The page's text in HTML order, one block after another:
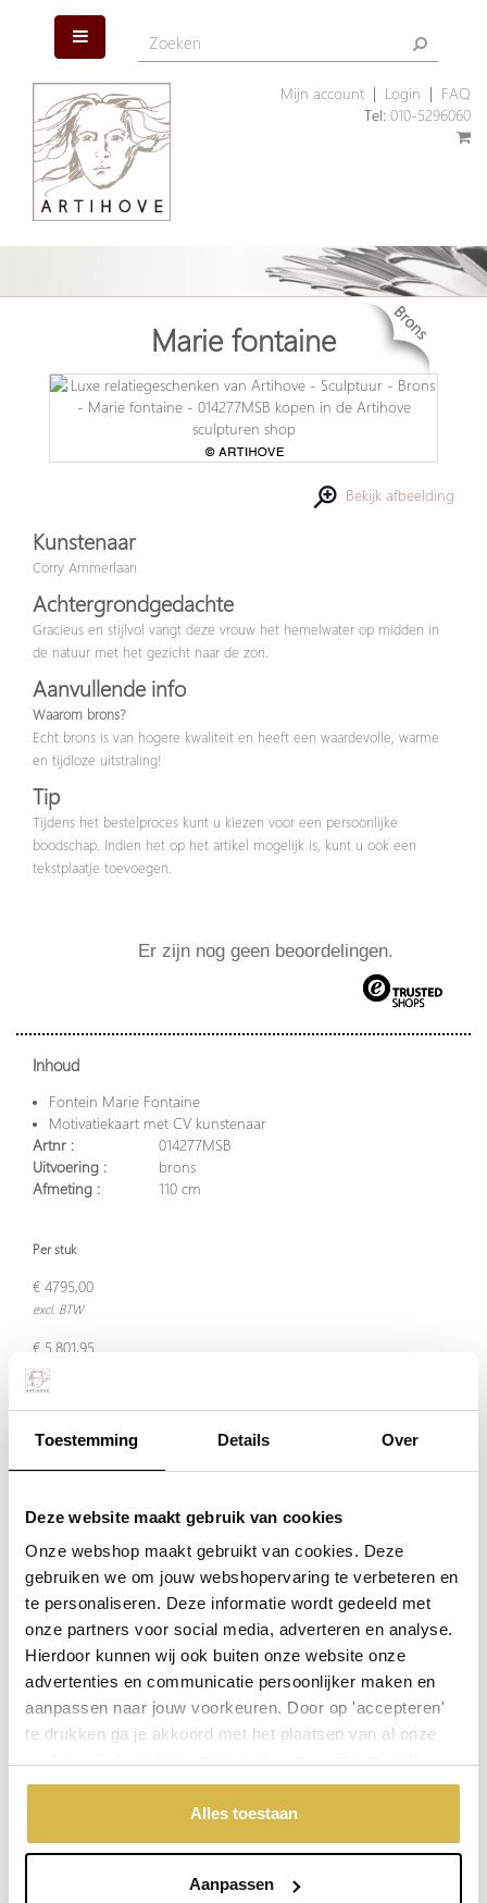
Toestemming Details Over
Deze website maakt gebruik van cookies
Onze webshop maakt gebruikt van cookies. Deze
gebruiken we om jouw webshopervaring te verbeteren en
te personaliseren. Deze informatie wordt gedeeld met
onze partners voor social media, adverteren en analyse.
Hierdoor kunnen wij ook buiten onze website onze
advertenties en communicatie persoonlijker maken en
aanpassen naar jouw voorkeuren. Door op 'accepteren'
te drukken ga je akkoord met het plaatsen van al onze
aangeven welke cookies jouw akkoord krijgen. En door te
'weigeren' worden alleen de functionele cookies
geplaatst. Bekijk onze cookieverklaring voor meer
Alles toestaan
Aanpassen
Mijn account| Login
FAQ
Tel: 010-5296060
Marie fontaine
Bekijk afbeelding
Kunstenaar
Corry Ammerlaan
Achtergrondgedachte
Gracieus en stijlvol vangt deze vrouw het hemelwater op midden in
de natuur met het gezicht naar de zon.
Aanvullende info
Waarom brons?
Echt brons is van hogere kwaliteit en heeft een waardevolle, warme
en tijdloze uitstraling!
Tip
Tijdens het bestelproces kunt u kiezen voor een persoonlijke
boodschap. Indien het op het artikel mogelijk is, kunt u ook een
tekstplaatje toevoegen.
Er zijn nog geen beoordelingen.
Inhoud
Fontein Marie Fontaine
Motivatiekaart met CV kunstenaar
Artnr :
014277MSB
Uitvoering :
brons
Afmeting :
110 cm
Per stuk
€ 4795,00
excl. BTW
€ 5.801,95
incl. BTW
Echt brons heeft een waardevolle, warme en tijdloze uitstraling!
De aangegeven prijs is incl.Verzendkosten.
Niet goed, geld terug
Stel een vraag over dit product